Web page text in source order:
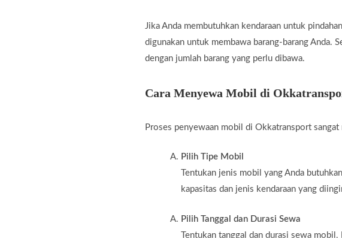
Jika Anda membutuhkan kendaraan untuk
digunakan untuk membawa barang-barang Anda.
dengan jumlah barang yang perlu dibawa.
Cara Menyewa Mobil di
Proses penyewaan mobil di Okkatransport
Pilih Tipe Mobil
Tentukan jenis mobil yang Anda
kapasitas dan jenis kendaraan yang
Pilih Tanggal dan Durasi Sewa
Tentukan tanggal dan durasi sewa